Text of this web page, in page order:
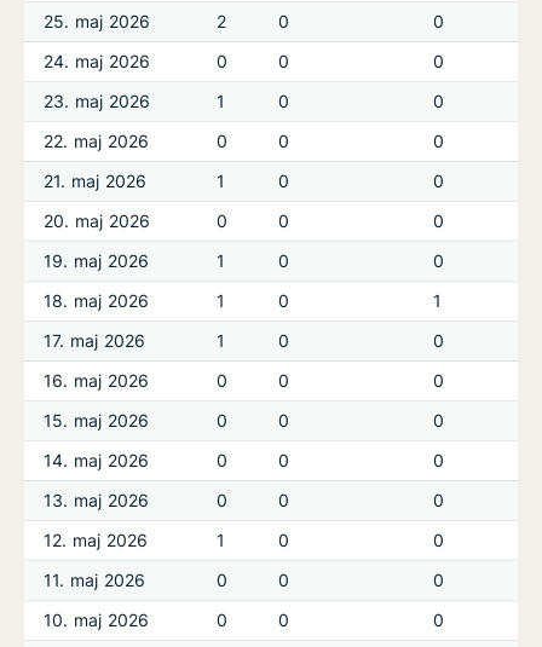
25. maj 2026
2 0
0
24. maj 2026
0 0
0
23. maj 2026
1 0
0
22. maj 2026
0 0
0
21. maj 2026
1 0
0
20. maj 2026
0 0
0
19. maj 2026
1 0
0
18. maj 2026
1 0
1
17. maj 2026
1 0
0
16. maj 2026
0 0
0
15. maj 2026
0 0
0
14. maj 2026
0 0
0
13. maj 2026
0 0
0
12. maj 2026
1 0
0
11. maj 2026
0 0
0
10. maj 2026
0 0
0